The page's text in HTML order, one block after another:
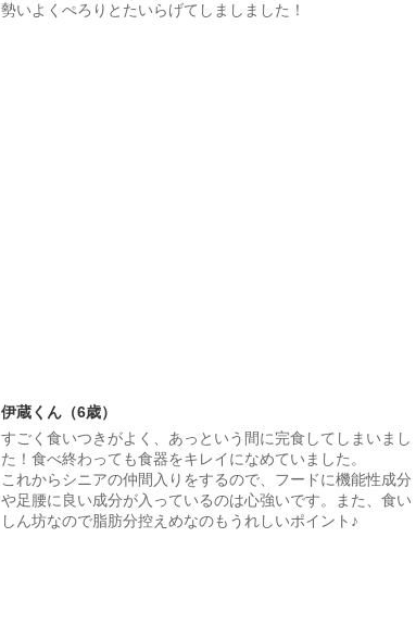
勢いよくぺろりとたいらげてしましました！
伊蔵くん（6歳）
すごく食いつきがよく、あっという間に完食してしまいまし
た！食べ終わっても食器をキレイになめていました。
これからシニアの仲間入りをするので、フードに機能性成分
や足腰に良い成分が入っているのは心強いです。また、食い
しん坊なので脂肪分控えめなのもうれしいポイント♪